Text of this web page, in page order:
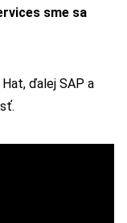
sme sa
ďalej SAP a